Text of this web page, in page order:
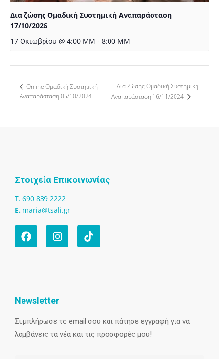
Δια ζώσης Ομαδική Συστημική Αναπαράσταση
17/10/2026
17 Οκτωβρίου @ 4:00 ΜΜ - 8:00 ΜΜ
Online Ομαδική Συστημική
Αναπαράσταση 05/10/2024
Δια Ζώσης Ομαδική Συστημική
Αναπαράσταση 16/11/2024
Στοιχεία Επικοινωνίας
T. 690 839 2222
Ε. maria@tsali.gr
Newsletter
Συμπλήρωσε το email σου και πάτησε εγγραφή για να
λαμβάνεις τα νέα και τις προσφορές μου!